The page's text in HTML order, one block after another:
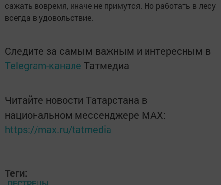
сажать вовремя, иначе не примутся. Но работать в лесу
всегда в удовольствие.
Следите за самым важным и интересным в
Telegram-канале Татмедиа
Читайте новости Татарстана в
национальном мессенджере MАХ:
https://max.ru/tatmedia
Теги: